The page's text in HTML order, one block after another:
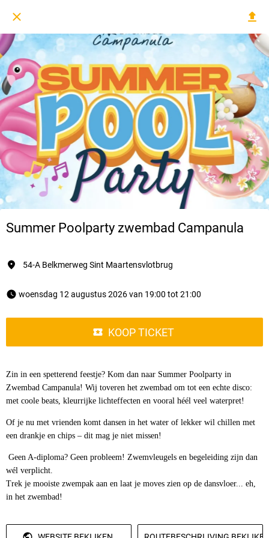
Summer Poolparty zwembad Campanula
54-A Belkmerweg Sint Maartensvlotbrug
woensdag 12 augustus 2026 van 19:00 tot 21:00
KOOP TICKET
Zin in een spetterend feestje? Kom dan naar Summer Poolparty in
Zwembad Campanula! Wij toveren het zwembad om tot een echte disco:
met coole beats, kleurrijke lichteffecten en vooral héél veel waterpret!
Of je nu met vrienden komt dansen in het water of lekker wil chillen met
een drankje en chips – dit mag je niet missen!
Geen A-diploma? Geen probleem! Zwemvleugels en begeleiding zijn dan
wél verplicht.
Trek je mooiste zwempak aan en laat je moves zien op de dansvloer... eh,
in het zwembad!